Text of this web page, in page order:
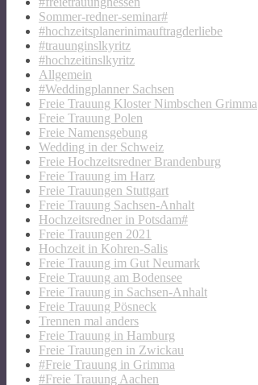
Sommer-redner-seminar#
#hochzeitsplanerinimauftragderliebe
#trauunginslkyritz
#hochzeitinslkyritz
Allgemein
#Weddingplanner Sachsen
Freie Trauung Kloster Nimbschen Grimma
Freie Trauung Polen
Freie Namensgebung
Wedding in der Schweiz
Freie Hochzeitsredner Brandenburg
Freie Trauung im Harz
Freie Trauungen Stuttgart
Freie Trauung Sachsen-Anhalt
Hochzeitsredner in Potsdam#
Freie Trauungen 2021
Hochzeit in Kohren-Salis
Freie Trauung im Gut Neumark
Freie Trauung am Bodensee
Freie Trauung in Sachsen-Anhalt
Freie Trauung Pösneck
Trennen mal anders
Freie Trauung in Hamburg
Freie Trauungen in Zwickau
#Freie Trauung in Grimma
#Freie Trauung Aachen